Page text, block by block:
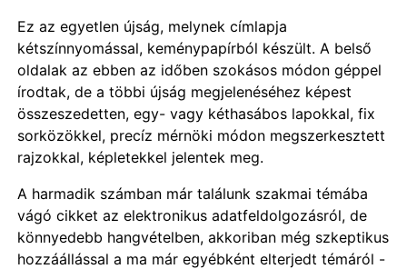
Ez az egyetlen újság, melynek címlapja
kétszínnyomással, keménypapírból készült. A belső
oldalak az ebben az időben szokásos módon géppel
írodtak, de a többi újság megjelenéséhez képest
összeszedetten, egy- vagy kéthasábos lapokkal, fix
sorközökkel, precíz mérnöki módon megszerkesztett
rajzokkal, képletekkel jelentek meg.
A harmadik számban már találunk szakmai témába
vágó cikket az elektronikus adatfeldolgozásról, de
könnyedebb hangvételben, akkoriban még szkeptikus
hozzáállással a ma már egyébként elterjedt témáról -